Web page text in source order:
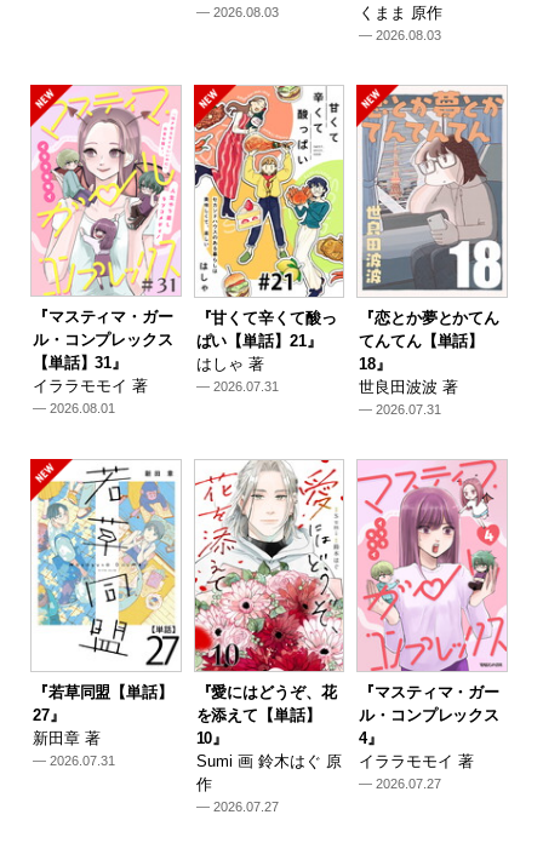
— 2026.08.03
くまま 原作
— 2026.08.03
『マスティマ・ガー
ル・コンプレックス
【単話】31』
イララモモイ 著
— 2026.08.01
『甘くて辛くて酸っ
ぱい【単話】21』
はしゃ 著
— 2026.07.31
『恋とか夢とかてん
てんてん【単話】
18』
世良田波波 著
— 2026.07.31
『若草同盟【単話】
27』
新田章 著
— 2026.07.31
『愛にはどうぞ、花
を添えて【単話】
10』
Sumi 画 鈴木はぐ 原
作
— 2026.07.27
『マスティマ・ガー
ル・コンプレックス
4』
イララモモイ 著
— 2026.07.27